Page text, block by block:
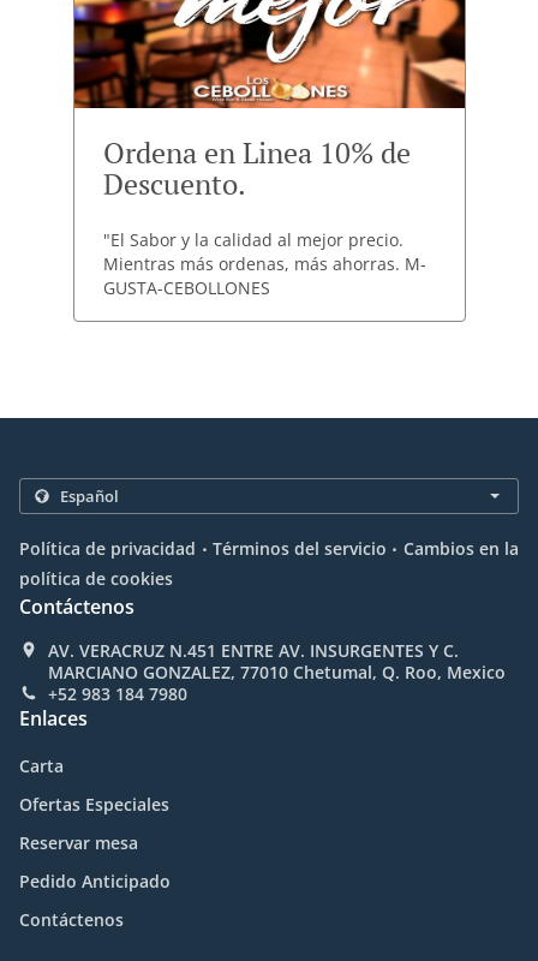
Ordena en Linea 10% de
Descuento.
"El Sabor y la calidad al mejor precio.
Mientras más ordenas, más ahorras. M-
GUSTA-CEBOLLONES
Política de privacidad . Términos del servicio . Cambios en la
política de cookies
Contáctenos
AV. VERACRUZ N.451 ENTRE AV. INSURGENTES Y C.
MARCIANO GONZALEZ, 77010 Chetumal, Q. Roo, Mexico
+52 983 184 7980
Enlaces
Carta
Ofertas Especiales
Reservar mesa
Pedido Anticipado
Contáctenos